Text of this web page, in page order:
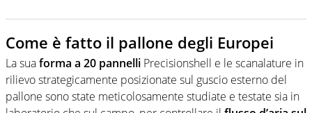
Come è fatto il pallone degli Europei
La suaforma a 20 pannelli Precisionshell e le scanalature in
rilievo strategicamente posizionate sul guscio esterno del
pallone sono state meticolosamente studiate e testate sia in